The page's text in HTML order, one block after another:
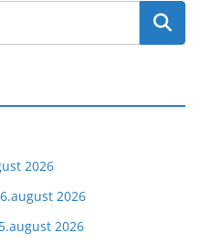
2026
2026
2026